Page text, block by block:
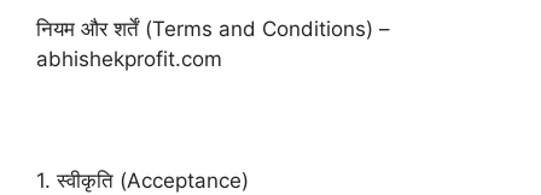
नियम और शर्तें (Terms and Conditions) –
abhishekprofit.com
1. स्वीकृति (Acceptance)